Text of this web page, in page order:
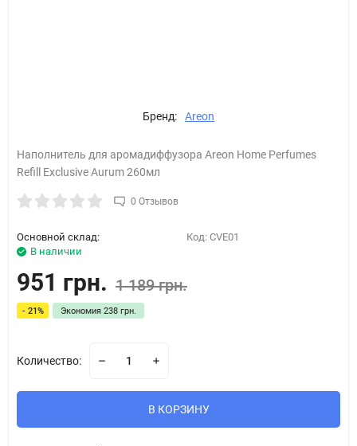
Бренд: Areon
Наполнитель для аромадиффузора Areon Home Perfumes
Refill Exclusive Aurum 260мл
0 Отзывов
Основной склад:
В наличии
Код: CVE01
951 грн. 1 189 грн.
- 21% Экономия 238 грн.
Количество:
В КОРЗИНУ